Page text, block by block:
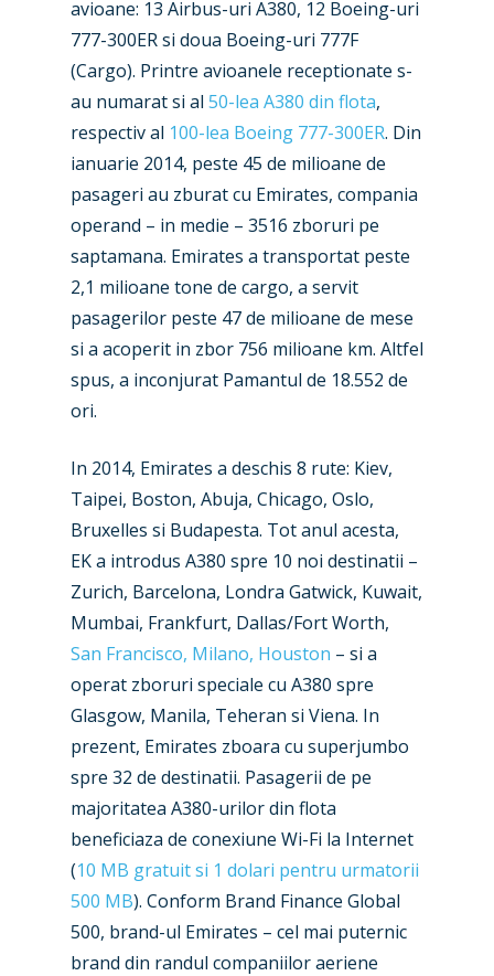
avioane: 13 Airbus-uri A380, 12 Boeing-uri
777-300ER si doua Boeing-uri 777F
(Cargo). Printre avioanele receptionate s-
au numarat si al 50-lea A380 din flota,
respectiv al 100-lea Boeing 777-300ER. Din
ianuarie 2014, peste 45 de milioane de
pasageri au zburat cu Emirates, compania
operand – in medie – 3516 zboruri pe
saptamana. Emirates a transportat peste
2,1 milioane tone de cargo, a servit
pasagerilor peste 47 de milioane de mese
si a acoperit in zbor 756 milioane km. Altfel
spus, a inconjurat Pamantul de 18.552 de
ori.
In 2014, Emirates a deschis 8 rute: Kiev,
Taipei, Boston, Abuja, Chicago, Oslo,
Bruxelles si Budapesta. Tot anul acesta,
EK a introdus A380 spre 10 noi destinatii –
Zurich, Barcelona, Londra Gatwick, Kuwait,
Mumbai, Frankfurt, Dallas/Fort Worth,
San Francisco, Milano, Houston – si a
operat zboruri speciale cu A380 spre
Glasgow, Manila, Teheran si Viena. In
prezent, Emirates zboara cu superjumbo
spre 32 de destinatii. Pasagerii de pe
majoritatea A380-urilor din flota
beneficiaza de conexiune Wi-Fi la Internet
(10 MB gratuit si 1 dolari pentru urmatorii
500 MB). Conform Brand Finance Global
500, brand-ul Emirates – cel mai puternic
brand din randul companiilor aeriene
New Routes
Industry
Accidents / Incidents
Airshows
Dubai 2025
Business Jets